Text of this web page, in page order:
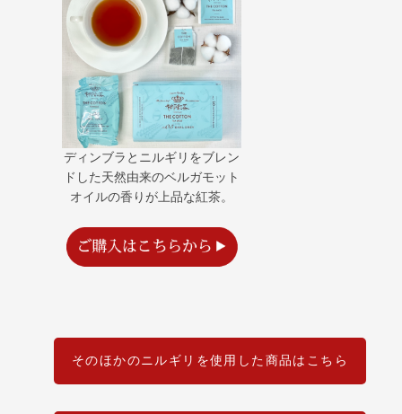
ディンブラとニルギリをブレン
ドした天然由来のベルガモット
オイルの香りが上品な紅茶。
そのほかのニルギリを使用した商品はこちら